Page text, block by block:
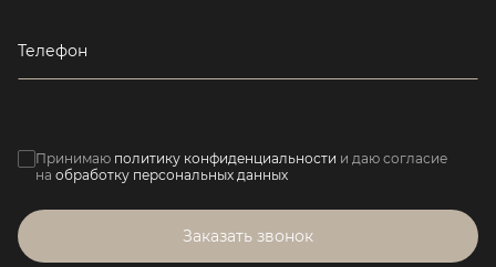
Телефон
Принимаю политику конфиденциальности и даю согласие
на обработку персональных данных
Заказать звонок